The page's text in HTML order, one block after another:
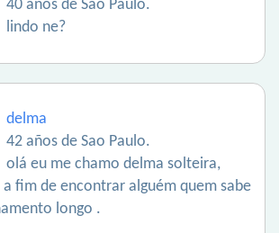
40 años de Sao Paulo.
lindo ne?
delma
42 años de Sao Paulo.
olá eu me chamo delma solteira,
fim de encontrar alguém quem sabe
longo .